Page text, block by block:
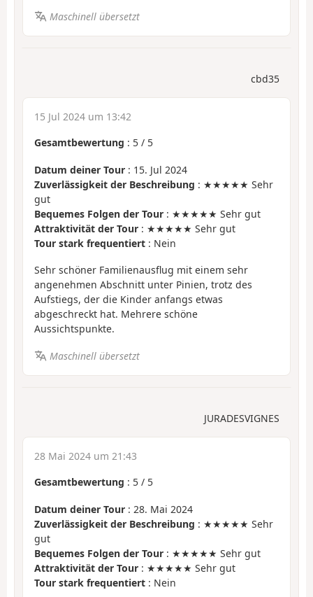
Maschinell übersetzt
cbd35
15 Jul 2024 um 13:42
Gesamtbewertung : 5 / 5
Datum deiner Tour : 15. Jul 2024
Zuverlässigkeit der Beschreibung : ★★★★★ Sehr
gut
Bequemes Folgen der Tour : ★★★★★ Sehr gut
Attraktivität der Tour : ★★★★★ Sehr gut
Tour stark frequentiert : Nein
Sehr schöner Familienausflug mit einem sehr
angenehmen Abschnitt unter Pinien, trotz des
Aufstiegs, der die Kinder anfangs etwas
abgeschreckt hat. Mehrere schöne
Aussichtspunkte.
Maschinell übersetzt
JURADESVIGNES
28 Mai 2024 um 21:43
Gesamtbewertung : 5 / 5
Datum deiner Tour : 28. Mai 2024
Zuverlässigkeit der Beschreibung : ★★★★★ Sehr
gut
Bequemes Folgen der Tour : ★★★★★ Sehr gut
Attraktivität der Tour : ★★★★★ Sehr gut
Tour stark frequentiert : Nein